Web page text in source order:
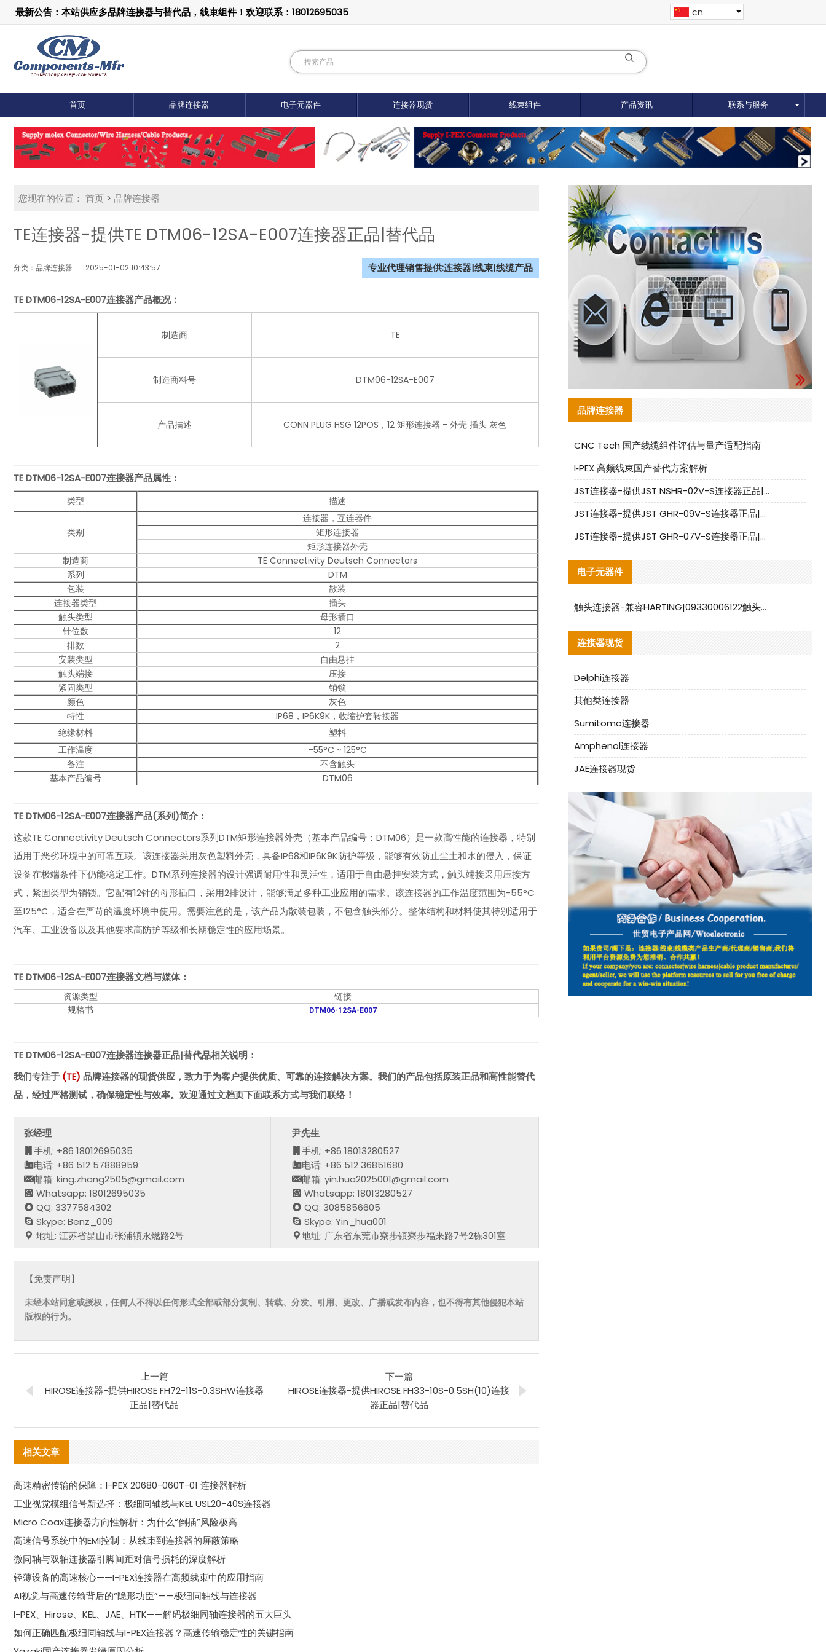
最新公告：本站供应多品牌连接器与替代品，线束组件！欢迎联系：18012695035 cn
首页 品牌连接器 电子元器件 连接器现货 线束组件 产品资讯 联系与服务
您现在的位置： 首页 > 品牌连接器
TE连接器-提供TE DTM06-12SA-E007连接器正品|替代品
分类：品牌连接器 2025-01-02 10:43:57 专业代理销售提供:连接器|线束|线缆产品
TE DTM06-12SA-E007连接器产品概况：
制造商 TE
制造商料号 DTM06-12SA-E007
产品描述 CONN PLUG HSG 12POS，12 矩形连接器 - 外壳 插头 灰色
TE DTM06-12SA-E007连接器产品属性：
类型 描述
类别
连接器，互连器件
矩形连接器
矩形连接器外壳
制造商
TE Connectivity Deutsch Connectors
系列
DTM
包装
散装
连接器类型
插头
触头类型
母形插口
针位数
12
排数
2
安装类型
自由悬挂
触头端接
压接
紧固类型
销锁
颜色
灰色
特性
IP68，IP6K9K，收缩护套转接器
绝缘材料
塑料
工作温度
-55°C ~ 125°C
备注
不含触头
基本产品编号
DTM06
TE DTM06-12SA-E007连接器产品(系列)简介：
这款TE Connectivity Deutsch Connectors系列DTM矩形连接器外壳（基本产品编号：DTM06）是一款高性能的连接器，特别
适用于恶劣环境中的可靠互联。该连接器采用灰色塑料外壳，具备IP68和IP6K9K防护等级，能够有效防止尘土和水的侵入，保证
设备在极端条件下仍能稳定工作。DTM系列连接器的设计强调耐用性和灵活性，适用于自由悬挂安装方式，触头端接采用压接方
式，紧固类型为销锁。它配有12针的母形插口，采用2排设计，能够满足多种工业应用的需求。该连接器的工作温度范围为-55°C
至125°C，适合在严苛的温度环境中使用。需要注意的是，该产品为散装包装，不包含触头部分。整体结构和材料使其特别适用于
汽车、工业设备以及其他要求高防护等级和长期稳定性的应用场景。
TE DTM06-12SA-E007连接器文档与媒体：
资源类型
链接
规格书
DTM06-12SA-E007
TE DTM06-12SA-E007连接器连接器正品|替代品相关说明：
我们专注于 (TE) 品牌连接器的现货供应，致力于为客户提供优质、可靠的连接解决方案。我们的产品包括原装正品和高性能替代
品，经过严格测试，确保稳定性与效率。欢迎通过文档页下面联系方式与我们联络！
张经理
手机: +86 18012695035
电话: +86 512 57888959
邮箱: king.zhang2505@gmail.com
Whatsapp: 18012695035
QQ: 3377584302
Skype: Benz_009
地址: 江苏省昆山市张浦镇永燃路2号
尹先生
手机: +86 18013280527
电话: +86 512 36851680
邮箱: yin.hua2025001@gmail.com
Whatsapp: 18013280527
QQ: 3085856605
Skype: Yin_hua001
地址: 广东省东莞市寮步镇寮步福来路7号2栋301室
【免责声明】
未经本站同意或授权，任何人不得以任何形式全部或部分复制、转载、分发、引用、更改、广播或发布内容，也不得有其他侵犯本站
版权的行为。
上一篇
HIROSE连接器-提供HIROSE FH72-11S-0.3SHW连接器
正品|替代品
下一篇
HIROSE连接器-提供HIROSE FH33-10S-0.5SH(10)连接
器正品|替代品
相关文章
高速精密传输的保障：I-PEX 20680-060T-01 连接器解析
工业视觉模组信号新选择：极细同轴线与KEL USL20-40S连接器
Micro Coax连接器方向性解析：为什么“倒插”风险极高
高速信号系统中的EMI控制：从线束到连接器的屏蔽策略
微同轴与双轴连接器引脚间距对信号损耗的深度解析
轻薄设备的高速核心——I-PEX连接器在高频线束中的应用指南
AI视觉与高速传输背后的“隐形功臣”——极细同轴线与连接器
I-PEX、Hirose、KEL、JAE、HTK——解码极细同轴连接器的五大巨头
如何正确匹配极细同轴线与I-PEX连接器？高速传输稳定性的关键指南
品牌连接器
CNC Tech 国产线缆组件评估与量产适配指南
I‑PEX 高频线束国产替代方案解析
JST连接器-提供JST NSHR-02V-S连接器正品|替代品
JST连接器-提供JST GHR-09V-S连接器正品|替代品
JST连接器-提供JST GHR-07V-S连接器正品|替代品
电子元器件
触头连接器-兼容HARTING|09330006122触头连接器替代品说明
连接器现货
Delphi连接器
其他类连接器
Sumitomo连接器
Amphenol连接器
JAE连接器现货